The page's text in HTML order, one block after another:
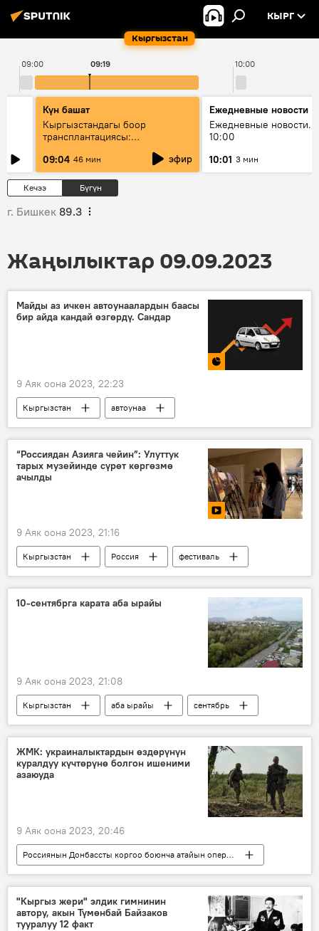
Кыргызстан
КЫРГ
09:00 10:00
09:19
Күн башат
Кыргызстандагы боор
трансплантациясы:
жетишкендиктер жана өнүгүү
келечеги
09:04 46 мин эфир
Ежедневные новости
Ежедневные новости.
10:00
10:01 3 мин
Кечээ Бүгүн
г. Бишкек 89.3
Жаңылыктар 09.09.2023
Майды аз ичкен автоунаалардын баасы
бир айда кандай өзгөрдү. Сандар
9 Аяк оона 2023, 22:23
Кыргызстан
автоунаа
Казакстан теңгенин долларга карата эркин баасына өттү
базар
салыштыруу
май
машина
“Россиядан Азияга чейин”: Улуттук
тарых музейинде сүрөт көргөзмө
ачылды
9 Аяк оона 2023, 21:16
Кыргызстан Россия
фестиваль
Маданият
байланыш
көргөзмө
Видео
10-сентябрга карата аба ырайы
9 Аяк оона 2023, 21:08
Кыргызстан аба ырайы сентябрь
ЖМК: украиналыктардын өздөрүнүн
куралдуу күчтөрүнө болгон ишеними
азаюуда
9 Аяк оона 2023, 20:46
Россиянын Донбассты коргоо боюнча атайын операциясы
Дүйнөдө
Россия
Украина
АКШ
Батыш
атайын операция
контрчабуул
"Кыргыз жери" элдик гимнинин
автору, акын Түмөнбай Байзаков
тууралуу 12 факт